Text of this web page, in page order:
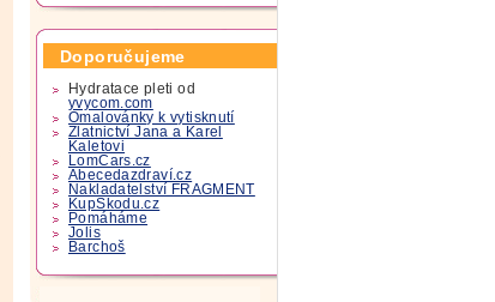
Doporučujeme
Hydratace pleti od
yvycom.com
Omalovánky k vytisknutí
Zlatnictví Jana a Karel
Kaletovi
LomCars.cz
Abecedazdraví.cz
Nakladatelství FRAGMENT
KupSkodu.cz
Pomáháme
Jolis
Barchoš